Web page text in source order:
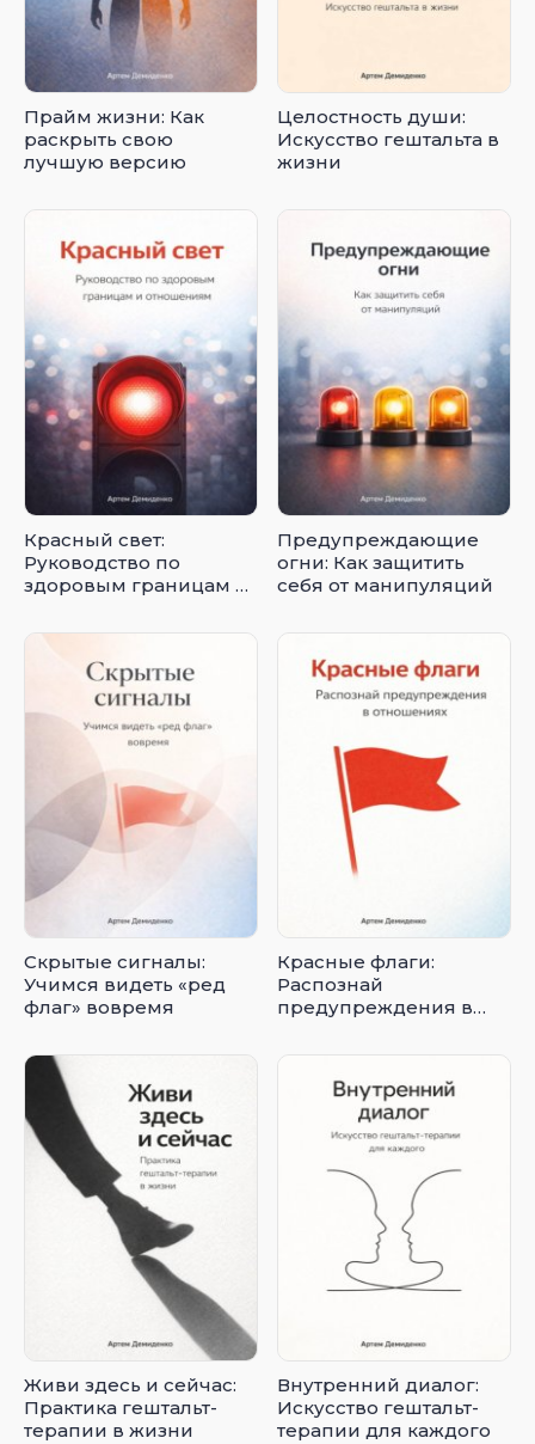
Прайм жизни: Как
раскрыть свою
лучшую версию
Целостность души:
Искусство гештальта в
жизни
Красный свет:
Руководство по
здоровым границам и
Предупреждающие
огни: Как защитить
себя от манипуляций
Скрытые сигналы:
Учимся видеть «ред
флаг» вовремя
Красные флаги:
Распознай
предупреждения в
Живи здесь и сейчас:
Практика гештальт-
терапии в жизни
Внутренний диалог:
Искусство гештальт-
терапии для каждого